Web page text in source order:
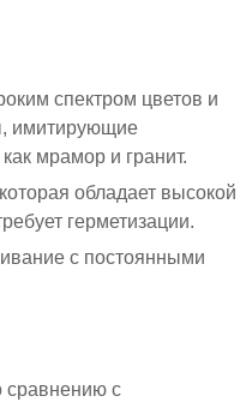
спектром цветов и
имитирующие
мрамор и гранит.
обладает высокой
герметизации.
с постоянными
сравнению с